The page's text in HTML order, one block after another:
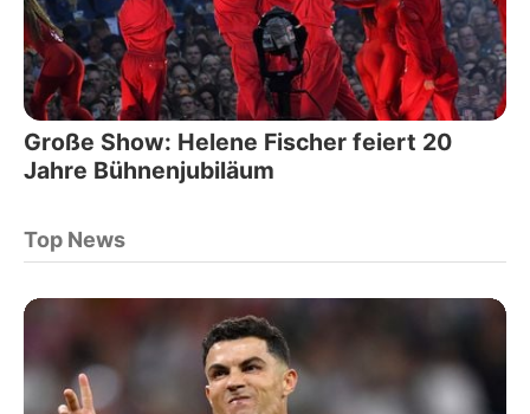
Große Show: Helene Fischer feiert 20
Jahre Bühnenjubiläum
Top News